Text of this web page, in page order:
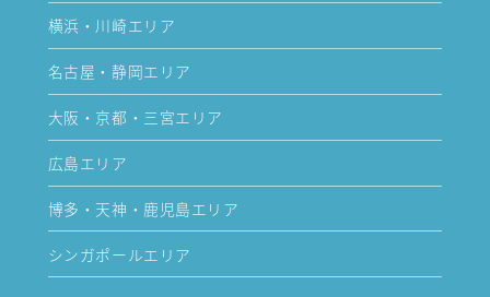
横浜・川崎エリア
名古屋・静岡エリア
大阪・京都・三宮エリア
広島エリア
博多・天神・鹿児島エリア
シンガポールエリア